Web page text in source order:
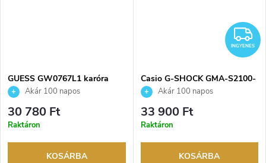
GUESS GW0767L1 karóra
Akár 100 napos
visszaküldési lehetőség. Hivatalos
márkakereskedő.
30 780 Ft
Raktáron
KOSÁRBA
INGYENES
Casio G-SHOCK GMA-S2100-
4AER karóra
Akár 100 napos
visszaküldési lehetőség. Hivatalos
márkakereskedő.
33 900 Ft
Raktáron
KOSÁRBA